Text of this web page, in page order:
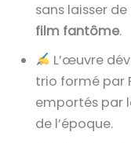
sans laisser
film fantôme.
L’œuvre
trio formé par
emportés par
de l’époque.